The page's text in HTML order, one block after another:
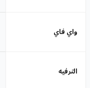
واي فاي
الترفيه